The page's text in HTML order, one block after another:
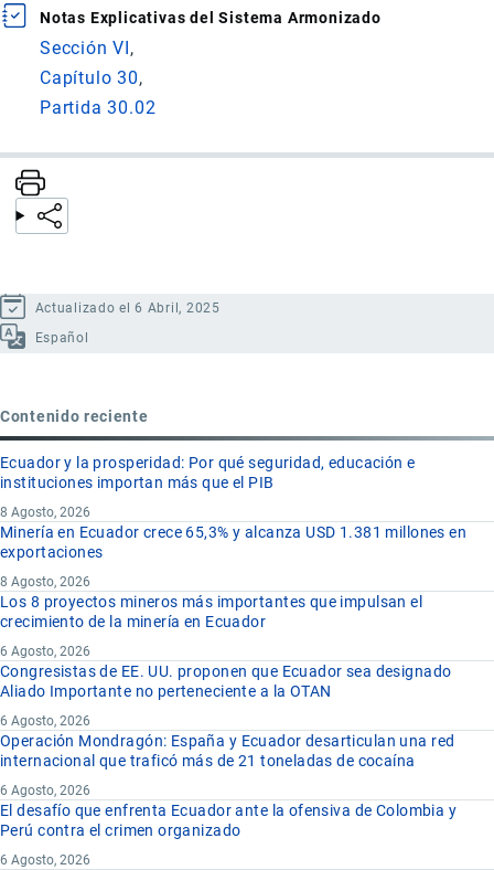
Notas Explicativas del Sistema Armonizado
Sección VI
Capítulo 30
Partida 30.02
Actualizado el 6 Abril, 2025
Español
Contenido reciente
Ecuador y la prosperidad: Por qué seguridad, educación e
instituciones importan más que el PIB
8 Agosto, 2026
Minería en Ecuador crece 65,3% y alcanza USD 1.381 millones en
exportaciones
8 Agosto, 2026
Los 8 proyectos mineros más importantes que impulsan el
crecimiento de la minería en Ecuador
6 Agosto, 2026
Congresistas de EE. UU. proponen que Ecuador sea designado
Aliado Importante no perteneciente a la OTAN
6 Agosto, 2026
Operación Mondragón: España y Ecuador desarticulan una red
internacional que traficó más de 21 toneladas de cocaína
6 Agosto, 2026
El desafío que enfrenta Ecuador ante la ofensiva de Colombia y
Perú contra el crimen organizado
6 Agosto, 2026